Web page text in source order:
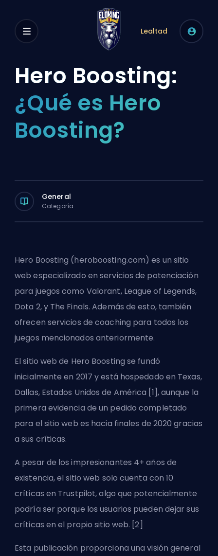
Lealtad
Hero Boosting:
¿Qué es Hero
Boosting?
General
Categoría
Hero Boosting (heroboosting.com) es un sitio
web especializado en servicios de potenciación
para juegos como Valorant, League of Legends,
Dota 2, y The Finals. Además de esto, también
ofrecen servicios de coaching para todos los
juegos mencionados anteriormente.
El sitio web de Hero Boosting se fundó
inicialmente en 2017 y está hospedado en Texas,
Dallas, Estados Unidos de América [1], aunque la
primera evidencia de un pedido completado
para el sitio web es hacia finales de 2020 gracias
a sus críticas.
A pesar de los impresionantes 4+ años de
existencia, el sitio web solo cuenta con 10
críticas en Trustpilot, algo que potencialmente
podría ser porque los usuarios pueden dejar sus
críticas en el propio sitio web. [2]
Esta publicación proporciona una visión general